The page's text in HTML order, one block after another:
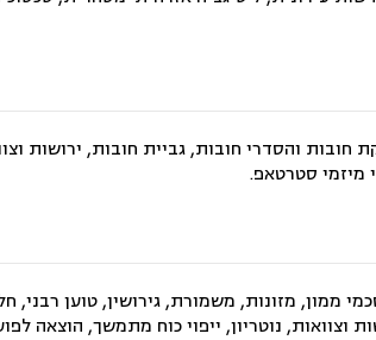
והסדרי חובות, גביית חובות, ירושות
מיזמי סטרטאפ.
מזונות, משמורת, גירושין, טוען רבני,
וצוואות, נוטריון, ייפוי כוח מתמשך, הוצאה